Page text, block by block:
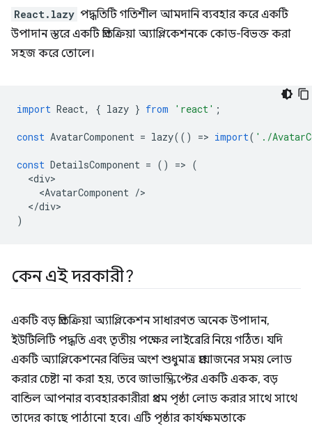
React.lazy পদ্ধতিটি গতিশীল আমদানি ব্যবহার করে একটি
উপাদান স্তরে একটি প্রতিক্রিয়া অ্যাপ্লিকেশনকে কোড-বিভক্ত করা
সহজ করে তোলে।
import React, { lazy } from 'react' ;
const AvatarComponent = lazy(() => import( './
const DetailsComponent = () => (
<div
<AvatarComponent /
</div
)
কেন এই দরকারী?
একটি বড় প্রতিক্রিয়া অ্যাপ্লিকেশন সাধারণত অনেক উপাদান,
ইউটিলিটি পদ্ধতি এবং তৃতীয় পক্ষের লাইব্রেরি নিয়ে গঠিত। যদি
একটি অ্যাপ্লিকেশনের বিভিন্ন অংশ শুধুমাত্র প্রয়োজনের সময় লোড
করার চেষ্টা না করা হয়, তবে জাভাস্ক্রিপ্টের একটি একক, বড়
বান্ডিল আপনার ব্যবহারকারীরা প্রথম পৃষ্ঠা লোড করার সাথে সাথে
তাদের কাছে পাঠানো হবে। এটি পৃষ্ঠার কার্যক্ষমতাকে